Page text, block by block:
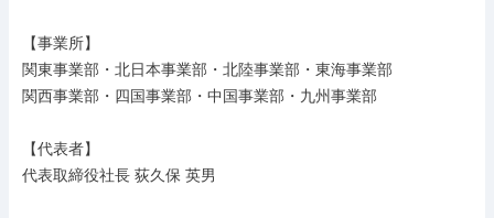
【事業所】
関東事業部・北日本事業部・北陸事業部・東海事業部
関西事業部・四国事業部・中国事業部・九州事業部
【代表者】
代表取締役社長 荻久保 英男